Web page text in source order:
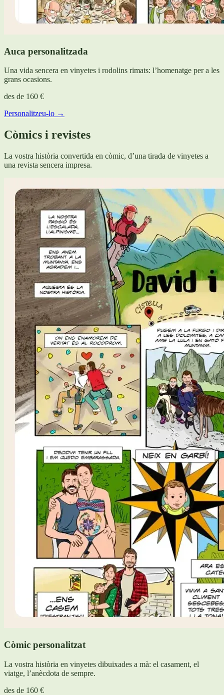
Auca personalitzada
Una vida sencera en vinyetes i rodolins rimats: l’homenatge per a les
grans ocasions.
des de 160 €
Personalitzeu-lo →
Còmics i revistes
La vostra història convertida en còmic, d’una tirada de vinyetes a
una revista sencera impresa.
Còmic personalitzat
La vostra història en vinyetes dibuixades a mà: el casament, el
viatge, l’anècdota de sempre.
des de 160 €